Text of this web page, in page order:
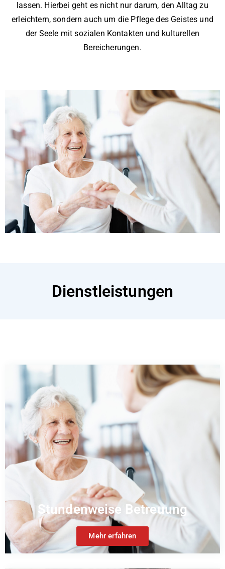
lassen. Hierbei geht es nicht nur darum, den Alltag zu
erleichtern, sondern auch um die Pflege des Geistes und
der Seele mit sozialen Kontakten und kulturellen
Bereicherungen.
Dienstleistungen
Stundenweise Betreuung
Mehr erfahren